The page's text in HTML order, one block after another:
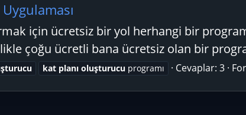
için ücretsiz bir yol herhangi bir
çoğu ücretli bana ücretsiz olan bir
kat planı oluşturucu programı Cevaplar: 3